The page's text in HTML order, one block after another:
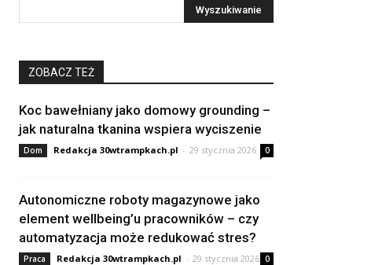
ZOBACZ TEŻ
Koc bawełniany jako domowy grounding –
jak naturalna tkanina wspiera wyciszenie
Dom Redakcja 30wtrampkach.pl - 29 stycznia 2026 0
Autonomiczne roboty magazynowe jako
element wellbeing’u pracowników – czy
automatyzacja może redukować stres?
Praca Redakcja 30wtrampkach.pl - 29 stycznia 2026 0